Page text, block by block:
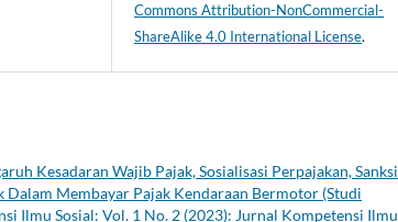
Commons Attribution-NonCommercial-
ShareAlike 4.0 International License.
Kesadaran Wajib Pajak, Sosialisasi Perpajakan, Sanksi
Dalam Membayar Pajak Kendaraan Bermotor (Studi
Ilmu Sosial: Vol. 1 No. 2 (2023): Jurnal Kompetensi Ilmu